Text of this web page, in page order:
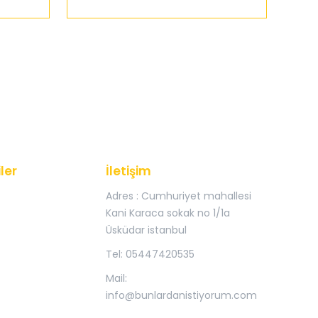
İletişim
Adres : Cumhuriyet mahallesi
Kani Karaca sokak no 1/1a
Üsküdar istanbul
Tel: 05447420535
Mail:
info@bunlardanistiyorum.com